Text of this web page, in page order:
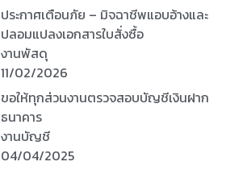
ประกาศเตือนภัย – มิจฉาชีพแอบอ้างและ
ปลอมแปลงเอกสารใบสั่งซื้อ
งานพัสดุ
11/02/2026
ขอให้ทุกส่วนงานตรวจสอบบัญชีเงินฝาก
ธนาคาร
งานบัญชี
04/04/2025